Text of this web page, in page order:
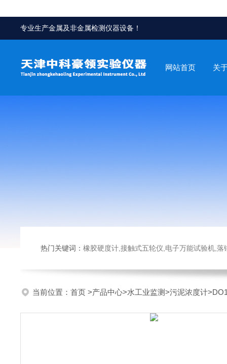
专业生产金属及非金属检测仪器设备！
网站首页 关
热门关键词： 橡胶硬度计,接触式五轮仪,电子万能试验机,落锤冲击试验机,数显
当前位置： 首页 >产品中心>水工业监测>污泥浓度计